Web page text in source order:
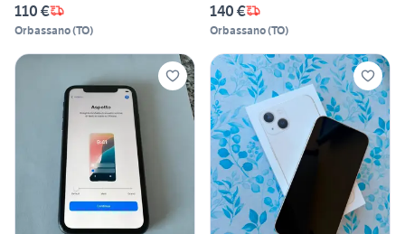
110 €
Orbassano(TO)
140 €
Orbassano(TO)